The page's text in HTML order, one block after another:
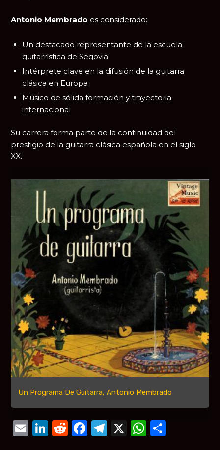
Antonio Membrado es considerado:
Un destacado representante de la escuela
guitarrística de Segovia
Intérprete clave en la difusión de la guitarra
clásica en Europa
Músico de sólida formación y trayectoria
internacional
Su carrera forma parte de la continuidad del
prestigio de la guitarra clásica española en el siglo
XX.
Un Programa De Guitarra, Antonio Membrado
Email
LinkedIn
Reddit
Facebook
Telegram
X